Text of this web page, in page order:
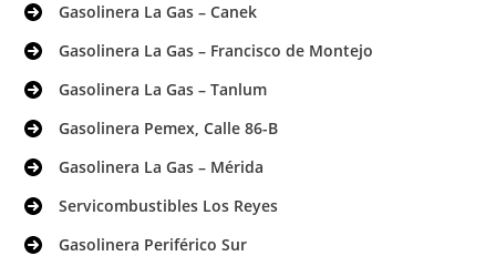
Gasolinera La Gas – Canek
Gasolinera La Gas – Francisco de Montejo
Gasolinera La Gas – Tanlum
Gasolinera Pemex, Calle 86-B
Gasolinera La Gas – Mérida
Servicombustibles Los Reyes
Gasolinera Periférico Sur